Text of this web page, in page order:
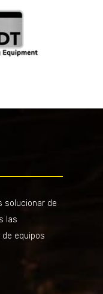
solucionar de
las
equipos